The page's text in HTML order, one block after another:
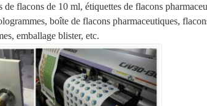
flacons de 10 ml, étiquettes de flacons
boîte de flacons pharmaceutiques,
emballage blister, etc.